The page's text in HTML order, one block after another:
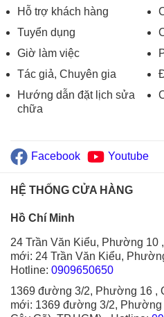
Hỗ trợ khách hàng
Tuyển dụng
Giờ làm việc
Tác giả, Chuyên gia
Hướng dẫn đặt lịch sửa
chữa
Facebook Youtube
HỆ THỐNG CỬA HÀNG
Hồ Chí Minh
24 Trần Văn Kiểu, Phường 10
mới: 24 Trần Văn Kiểu,
Hotline: 0909650650
1369 đường 3/2, Phường 16 ,
mới: 1369 đường 3/2,